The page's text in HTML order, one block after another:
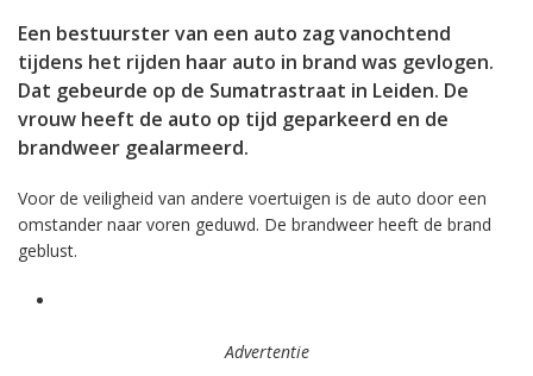
Een bestuurster van een auto zag vanochtend
tijdens het rijden haar auto in brand was gevlogen.
Dat gebeurde op de Sumatrastraat in Leiden. De
vrouw heeft de auto op tijd geparkeerd en de
brandweer gealarmeerd.
Voor de veiligheid van andere voertuigen is de auto door een
omstander naar voren geduwd. De brandweer heeft de brand
geblust.
Advertentie